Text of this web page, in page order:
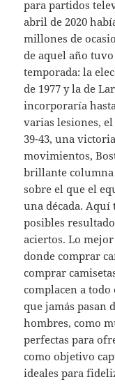
para partidos
abril de 2020
millones de
de aquel año
temporada: la
de 1977 y la de
incorporaría
varias lesiones,
39-43, una
movimientos,
brillante columna
sobre el que el
una década.
posibles
aciertos. Lo
donde comprar
comprar
complacen a
que jamás pasan
hombres, como
perfectas para
como objetivo
ideales para